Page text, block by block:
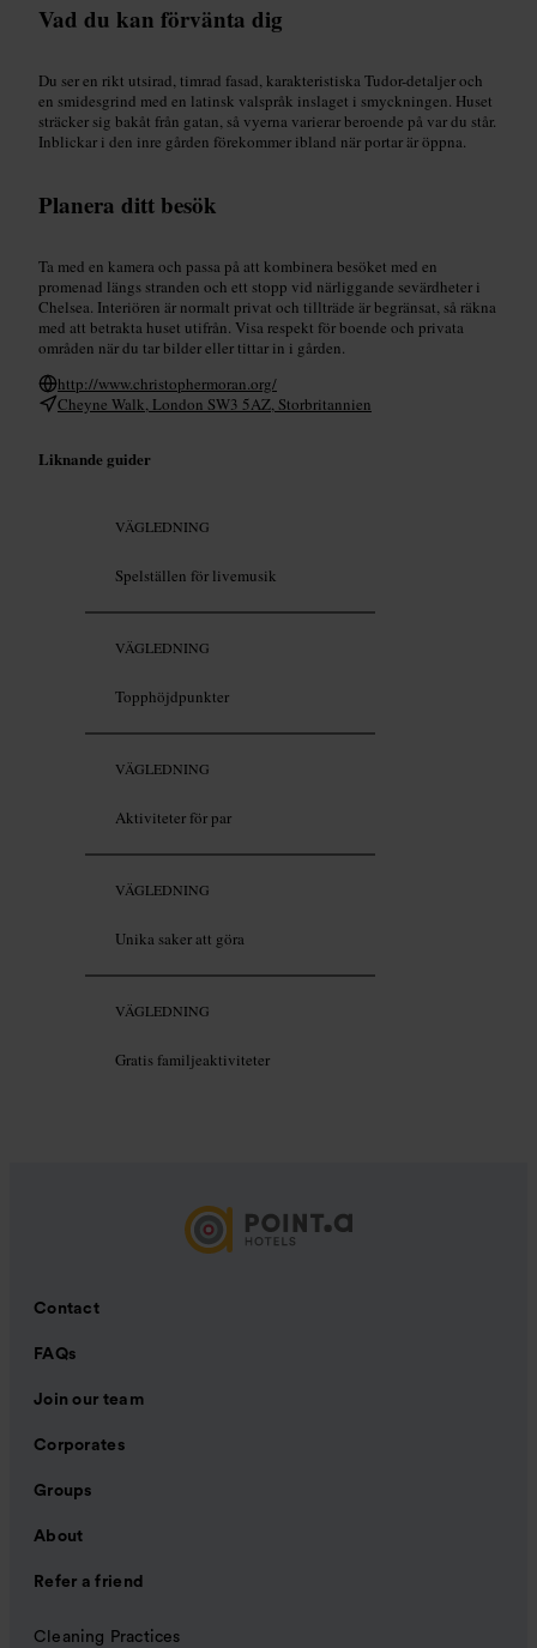
Vad du kan förvänta dig
Du ser en rikt utsirad, timrad fasad, karakteristiska Tudor-detaljer och
en smidesgrind med en latinsk valspråk inslaget i smyckningen. Huset
sträcker sig bakåt från gatan, så vyerna varierar beroende på var du står.
Inblickar i den inre gården förekommer ibland när portar är öppna.
Planera ditt besök
Ta med en kamera och passa på att kombinera besöket med en
promenad längs stranden och ett stopp vid närliggande sevärdheter i
Chelsea. Interiören är normalt privat och tillträde är begränsat, så räkna
med att betrakta huset utifrån. Visa respekt för boende och privata
områden när du tar bilder eller tittar in i gården.
http://www.christophermoran.org/
Cheyne Walk, London SW3 5AZ, Storbritannien
Liknande guider
VÄGLEDNING
Spelställen för livemusik
VÄGLEDNING
Topphöjdpunkter
VÄGLEDNING
Aktiviteter för par
VÄGLEDNING
Unika saker att göra
VÄGLEDNING
Gratis familjeaktiviteter
Contact
FAQs
Join our team
Corporates
Groups
About
Refer a friend
Cleaning Practices